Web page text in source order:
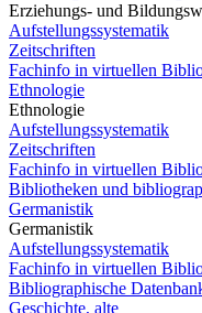
Erziehungs- und
Aufstellungssystematik
Zeitschriften
Fachinfo in virtuellen
Ethnologie
Ethnologie
Aufstellungssystematik
Zeitschriften
Fachinfo in virtuellen
Bibliotheken und
Germanistik
Germanistik
Aufstellungssystematik
Fachinfo in virtuellen
Bibliographische
Geschichte, alte